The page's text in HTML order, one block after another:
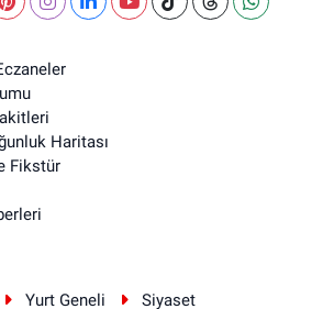
Haritası
Fikstür
Yurt Geneli Siyaset